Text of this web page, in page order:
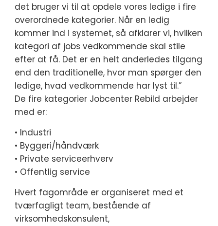
det bruger vi til at opdele vores ledige i fire
overordnede kategorier. Når en ledig
kommer ind i systemet, så afklarer vi, hvilken
kategori af jobs vedkommende skal stile
efter at få. Det er en helt anderledes tilgang
end den traditionelle, hvor man spørger den
ledige, hvad vedkommende har lyst til.”
De fire kategorier Jobcenter Rebild arbejder
med er:
• Industri
• Byggeri/håndværk
• Private serviceerhverv
• Offentlig service
Hvert fagområde er organiseret med et
tværfagligt team, bestående af
virksomhedskonsulent,